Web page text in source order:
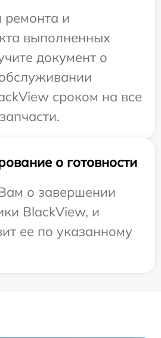
ремонта и
выполненных
документ о
сроком на все
о готовности
о завершении
BlackView, и
ее по указанному